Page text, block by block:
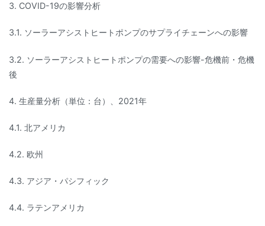
3. COVID-19の影響分析
3.1. ソーラーアシストヒートポンプのサプライチェーンへの影響
3.2. ソーラーアシストヒートポンプの需要への影響-危機前・危機
後
4. 生産量分析（単位：台）、2021年
4.1. 北アメリカ
4.2. 欧州
4.3. アジア・パシフィック
4.4. ラテンアメリカ